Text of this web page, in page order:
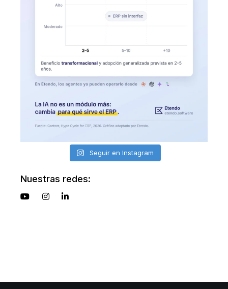
Seguir en Instagram
Nuestras redes: